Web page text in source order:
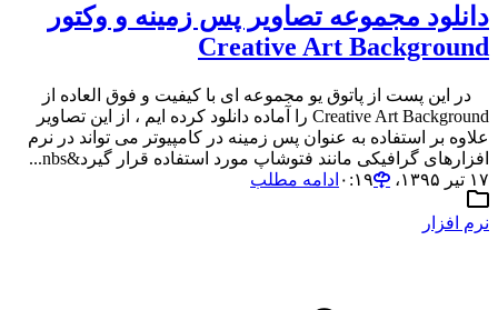
دانلود مجموعه تصاویر پس زمینه و وکتور
Creative Art Background
در این پست از پاتوق یو مجموعه ای با کیفیت و فوق العاده از
Creative Art Background را آماده دانلود کرده ایم ، از این تصاویر
علاوه بر استفاده به عنوان پس زمینه در کامپیوتر می تواند در نرم
افزارهای گرافیکی مانند فتوشاپ مورد استفاده قرار گیرد&nbs...
۱۷ تیر ۱۳۹۵،‏ ۰:۱۹
ادامه مطلب
نرم افزار